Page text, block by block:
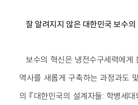
잘 알려지지 않은 대한민국 보수
보수의 혁신은 냉전수구세력에게
역사를 새롭게 구축하는 과정과도
의 『대한민국의 설계자들: 학병세